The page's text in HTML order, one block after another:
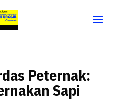
Peternak:
Sapi